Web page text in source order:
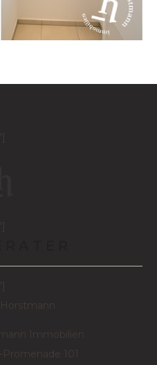
Immobilien
101